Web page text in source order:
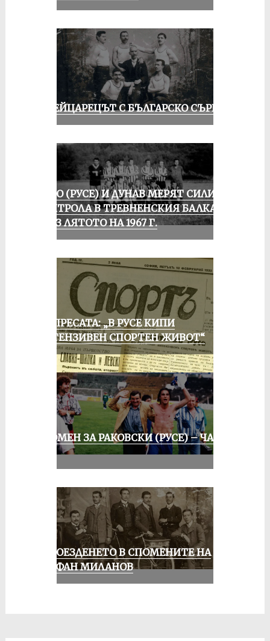
ШВЕЙЦАРЕЦЪТ С БЪЛГАРСКО СЪРЦЕ
ЛОКО (РУСЕ) И ДУНАВ МЕРЯТ СИЛИ В
КОНТРОЛА В ТРЕВНЕНСКИЯ БАЛКАН
ПРЕЗ ЛЯТОТО НА 1967 Г.
ОТ ПРЕСАТА: „В РУСЕ КИПИ
ИНТЕНЗИВЕН СПОРТЕН ЖИВОТ“
СПОМЕН ЗА РАКОВСКИ (РУСЕ) – ЧАСТ
КОЛОЕЗДЕНЕТО В СПОМЕНИТЕ НА
СТЕФАН МИЛАНОВ